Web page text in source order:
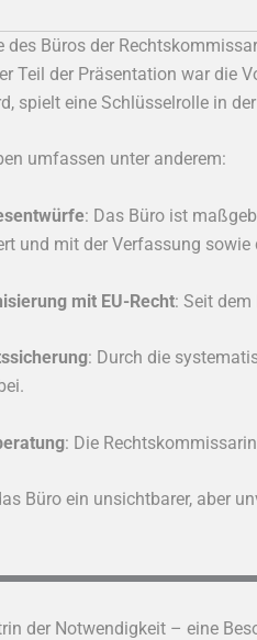
des Büros der
Teil der Präsentation war die
spielt eine Schlüsselrolle in
umfassen unter anderem:
: Das Büro ist
und mit der Verfassung sowie
mit EU-Recht: Seit
: Durch die
: Die
Büro ein unsichtbarer, aber
der Notwendigkeit – eine